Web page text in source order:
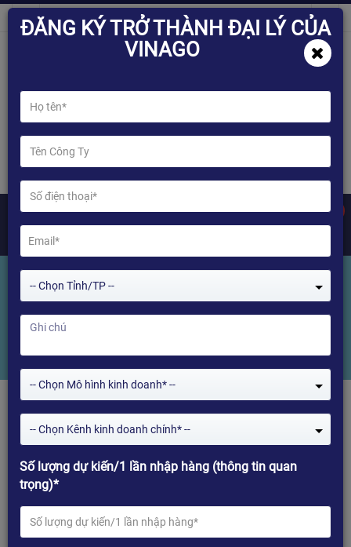
Tìm kiếm Sản phẩm
1 2 3 4 5 6 7 8
ĐĂNG KÝ TRỞ THÀNH ĐẠI LÝ CỦA
VINAGO
-- Chọn Tỉnh/TP --
-- Chọn Mô hình kinh doanh* --
-- Chọn Kênh kinh doanh chính* --
Số lượng dự kiến/1 lần nhập hàng (thông tin quan
trọng)*